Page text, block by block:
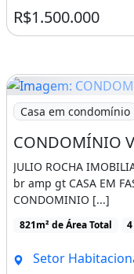
R$1.500.000
Imagem:
Casa em condomínio
CONDOMÍNIO
JULIO ROCHA
br amp gt CASA EM
CONDOMINIO [...]
821m² de Área Total
Setor